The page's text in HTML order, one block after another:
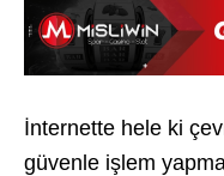
İnternette hele ki
güvenle işlem